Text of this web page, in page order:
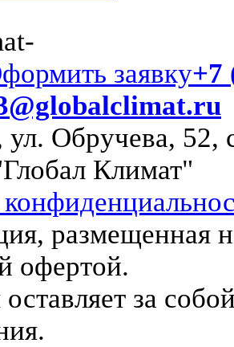
заявку+7
ул. Обручева, 52,
Климат"
размещенная
офертой.
за